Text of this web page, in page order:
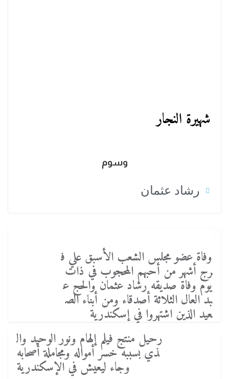
شهيرة النجار
وسوم
رشاد عثمان
وفاة عضو مجلس الشعب الأسبق علي ف
رج أشهر من أحبهم المحجوب في ذات
يوم وفاة صديقه رشاد عثمان والحج ع
بد العال الثلاثة أصدقاء ومن أبناء الص
عيد الذين اشتهروا في إسكندرية
رحيل منتج فيلم إلهام ونور الوحيد وال
ذي بسببه خسر أمواله ومجاملة أصحابه
وجاء ليعيش في الإسكندرية